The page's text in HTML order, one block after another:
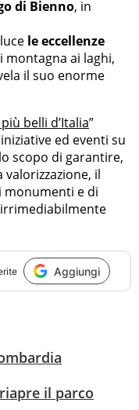
di Bienno, in
le eccellenze
montagna ai laghi,
il suo enorme
belli d’Italia”
ed eventi su
scopo di garantire,
il
e di
Aggiungi
il parco